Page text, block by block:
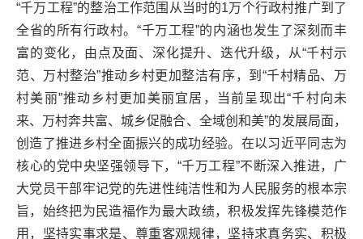
“千万工程”的整治工作范围从当时的1万个行政村推广到了
全省的所有行政村。“千万工程”的内涵也发生了深刻而丰
富的变化，由点及面、深化提升、迭代升级，从“千村示
范、万村整治”推动乡村更加整洁有序，到“千村精品、万
村美丽”推动乡村更加美丽宜居，当前呈现出“千村向未
来、万村奔共富、城乡促融合、全域创和美”的发展局面，
创造了推进乡村全面振兴的成功经验。在以习近平同志为
核心的党中央坚强领导下，“千万工程”不断深入推进，广
大党员干部牢记党的先进性纯洁性和为人民服务的根本宗
旨，始终把为民造福作为最大政绩，积极发挥先锋模范作
用，坚持实事求是、尊重客观规律，坚持求真务实、积极